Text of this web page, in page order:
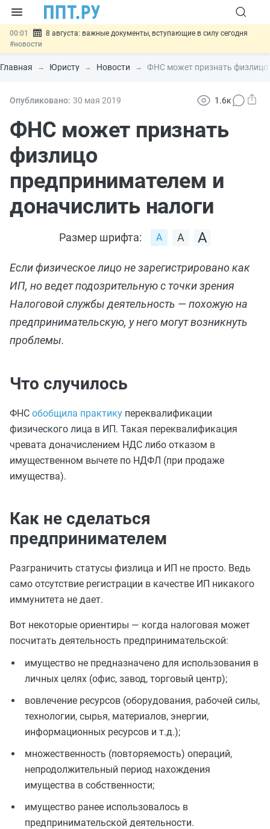
00:01
8 августа: важные документы, вступающие в силу сегодня
#новости
07.08 Подписан закон о блокировке продажи опасных товаров через
«Честный знак»#новости
07.08 Госпошлину за устранение ошибок в документах предлагают
07.08
Важно
отношений #новости
Главная Юристу Новости ФНС может признать физлицо
Опубликовано: 30 мая 2019 1.6к
ФНС может признать
физлицо
предпринимателем и
доначислить налоги
Размер шрифта:
Если физическое лицо не зарегистрировано как
ИП, но ведет подозрительную с точки зрения
Налоговой службы деятельность — похожую на
предпринимательскую, у него могут возникнуть
проблемы.
Что случилось
ФНС обобщила практику переквалификации
физического лица в ИП. Такая переквалификация
чревата доначислением НДС либо отказом в
имущественном вычете по НДФЛ (при продаже
имущества).
Как не сделаться
предпринимателем
Разграничить статусы физлица и ИП не просто. Ведь
само отсутствие регистрации в качестве ИП никакого
иммунитета не дает.
Вот некоторые ориентиры — когда налоговая может
посчитать деятельность предпринимательской:
имущество не предназначено для использования в
личных целях (офис, завод, торговый центр);
вовлечение ресурсов (оборудования, рабочей силы,
технологии, сырья, материалов, энергии,
информационных ресурсов и т.д.);
множественность (повторяемость) операций,
непродолжительный период нахождения
имущества в собственности;
имущество ранее использовалось в
предпринимательской деятельности.